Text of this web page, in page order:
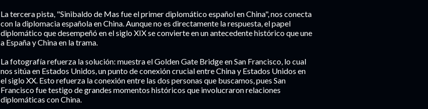
La tercera pista, "Sinibaldo de Mas fue el primer diplomático español en China", nos conecta
con la diplomacia española en China. Aunque no es directamente la respuesta, el papel
diplomático que desempeñó en el siglo XIX se convierte en un antecedente histórico que une
a España y China en la trama.
La fotografía refuerza la solución: muestra el Golden Gate Bridge en San Francisco, lo cual
nos sitúa en Estados Unidos, un punto de conexión crucial entre China y Estados Unidos en
el siglo XX. Esto refuerza la conexión entre las dos personas que buscamos, pues San
Francisco fue testigo de grandes momentos históricos que involucraron relaciones
diplomáticas con China.